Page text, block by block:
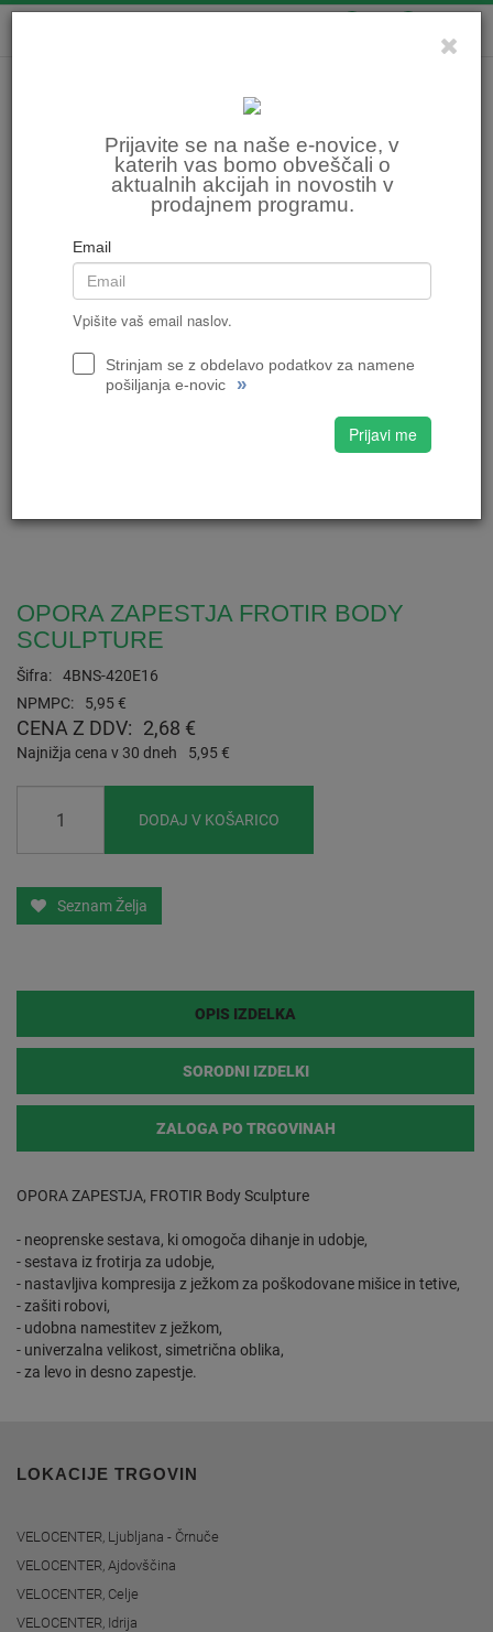
Prijavite se na naše e-novice, v
katerih vas bomo obveščali o
aktualnih akcijah in novostih v
prodajnem programu.
Email
Vpišite vaš email naslov.
Strinjam se z obdelavo podatkov za namene
pošiljanja e-novic
»
Prijavi me
OPORA ZAPESTJA FROTIR BODY
SCULPTURE
Šifra:
4BNS-420E16
NPMPC:
5,95 €
CENA Z DDV: 2,68 €
Najnižja cena v 30 dneh 5,95 €
DODAJ V KOŠARICO
Seznam Želja
OPIS IZDELKA
SORODNI IZDELKI
ZALOGA PO TRGOVINAH
OPORA ZAPESTJA, FROTIR Body Sculpture
- neoprenske sestava, ki omogoča dihanje in udobje,
- sestava iz frotirja za udobje,
- nastavljiva kompresija z ježkom za poškodovane mišice in tetive,
- zašiti robovi,
- udobna namestitev z ježkom,
- univerzalna velikost, simetrična oblika,
- za levo in desno zapestje.
LOKACIJE TRGOVIN
VELOCENTER, Ljubljana - Črnuče
VELOCENTER, Ajdovščina
VELOCENTER, Celje
VELOCENTER, Idrija